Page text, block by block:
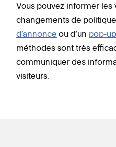
Vous pouvez informer les
changements de politique
d’annonce ou d’un pop-
méthodes sont très
communiquer des
visiteurs.